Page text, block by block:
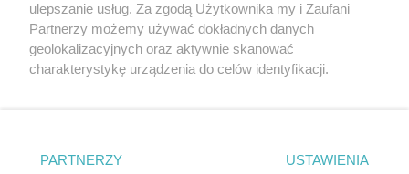
ulepszanie usług. Za zgodą Użytkownika my i Zaufani
Partnerzy możemy używać dokładnych danych
geolokalizacyjnych oraz aktywnie skanować
charakterystykę urządzenia do celów identyfikacji.
zmienić/wycofać klikając przycisk ustawień prywatności
PARTNERZY USTAWIENIA